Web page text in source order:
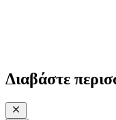
Διαβάστε